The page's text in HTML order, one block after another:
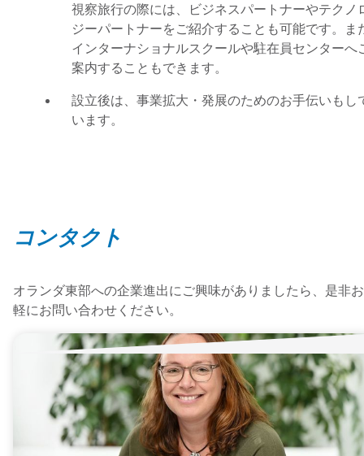
視察旅行の際には、ビジネスパートナーやテクノ
ジーパートナーをご紹介することも可能です。ま
インターナショナルスクールや駐在員センターへ
案内することもできます。
設立後は、事業拡大・発展のためのお手伝いもし
います。
コンタクト
オランダ東部への企業進出にご興味がありましたら、是非
軽にお問い合わせください。